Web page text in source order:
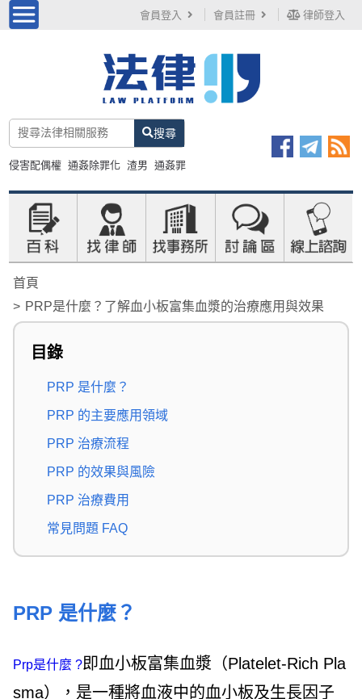
會員登入 會員註冊 律師登入
搜尋
侵害配偶權 通姦除罪化 渣男 通姦罪
首頁
PRP是什麼？了解血小板富集血漿的治療應用與效果
目錄
PRP 是什麼？
PRP 的主要應用領域
PRP 治療流程
PRP 的效果與風險
PRP 治療費用
常見問題 FAQ
PRP 是什麼？
Prp是什麼 ?即血小板富集血漿（Platelet-Rich Pla
sma），是一種將血液中的血小板及生長因子